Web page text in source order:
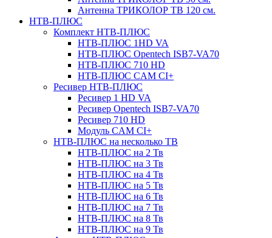
Антенна ТРИКОЛОР ТВ 120 см.
НТВ-ПЛЮС
Комплект НТВ-ПЛЮС
НТВ-ПЛЮС 1HD VA
НТВ-ПЛЮС Opentech ISB7-VA70
НТВ-ПЛЮС 710 HD
НТВ-ПЛЮС CAM CI+
Ресивер НТВ-ПЛЮС
Ресивер 1 HD VA
Ресивер Opentech ISB7-VA70
Ресивер 710 HD
Модуль CAM CI+
НТВ-ПЛЮС на несколько ТВ
НТВ-ПЛЮС на 2 Тв
НТВ-ПЛЮС на 3 Тв
НТВ-ПЛЮС на 4 Тв
НТВ-ПЛЮС на 5 Тв
НТВ-ПЛЮС на 6 Тв
НТВ-ПЛЮС на 7 Тв
НТВ-ПЛЮС на 8 Тв
НТВ-ПЛЮС на 9 Тв